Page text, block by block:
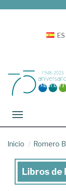
ES
Toggle
Inicio Romero
Libros
Libros de